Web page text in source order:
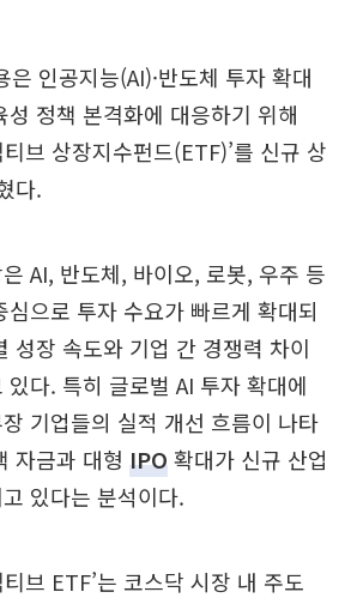
은 인공지능(AI)·반도체 투자 확대
성 정책 본격화에 대응하기 위해
브 상장지수펀드(ETF)’를 신규 상
다.
AI, 반도체, 바이오, 로봇, 우주 등
으로 투자 수요가 빠르게 확대되
성장 속도와 기업 간 경쟁력 차이
있다. 특히 글로벌 AI 투자 확대에
기업들의 실적 개선 흐름이 나타
자금과 대형 IPO확대가 신규 산업
있다는 분석이다.
브 ETF’는 코스닥 시장 내 주도